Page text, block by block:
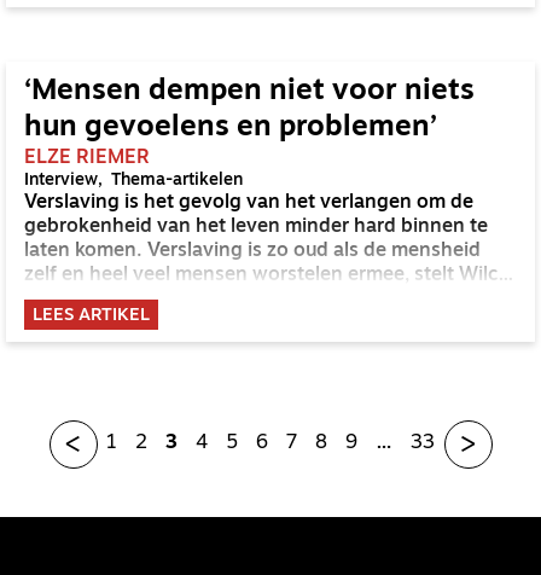
‘Mensen dempen niet voor niets
hun gevoelens en problemen’
ELZE RIEMER
Interview Thema-artikelen
Verslaving is het gevolg van het verlangen om de
gebrokenheid van het leven minder hard binnen te
laten komen. Verslaving is zo oud als de mensheid
zelf en heel veel mensen worstelen ermee, stelt Wilco
Sliedrecht. Hij is verslavingsarts KNMG bij ggz-
instelling ‘De Hoop’.
LEES ARTIKEL
< 1 2 3 4 5 6 7 8 9 … 33 >